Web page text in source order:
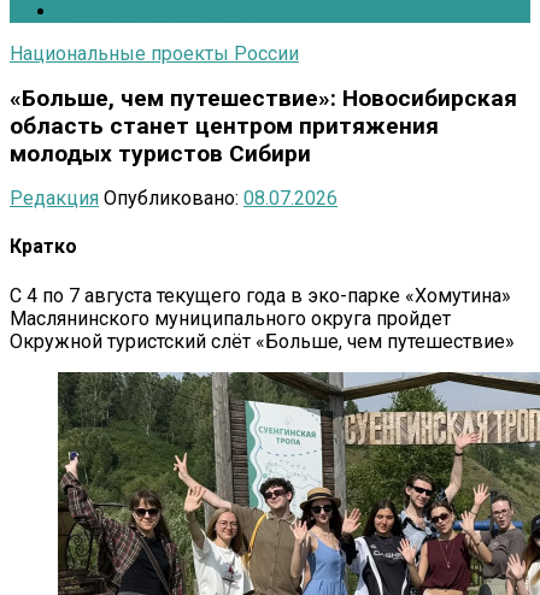
Национальные проекты России
«Больше, чем путешествие»: Новосибирская
область станет центром притяжения
молодых туристов Сибири
Редакция Опубликовано: 08.07.2026
Кратко
С 4 по 7 августа текущего года в эко-парке «Хомутина»
Маслянинского муниципального округа пройдет
Окружной туристский слёт «Больше, чем путешествие»